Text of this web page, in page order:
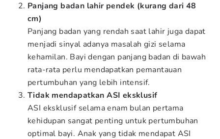
Panjang badan lahir pendek (kurang dari 48
cm)
Panjang badan yang rendah saat lahir juga dapat
menjadi sinyal adanya masalah gizi selama
kehamilan. Bayi dengan panjang badan di bawah
rata-rata perlu mendapatkan pemantauan
pertumbuhan yang lebih intensif.
Tidak mendapatkan ASI eksklusif
ASI eksklusif selama enam bulan pertama
kehidupan sangat penting untuk pertumbuhan
optimal bayi. Anak yang tidak mendapat ASI